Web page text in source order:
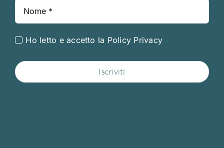
Ho letto e accetto la Policy Privacy
Iscriviti